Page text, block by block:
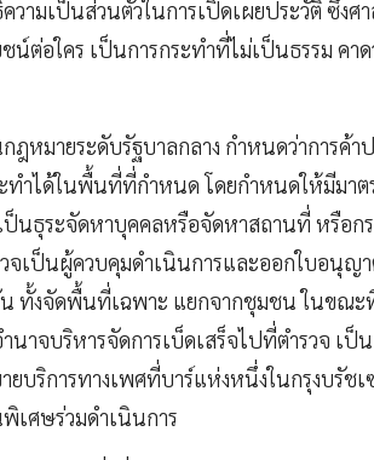
วามเป็นส่วนตัวในการเปิดเผยประวัติ ซึ่ง
น์ต่อใคร เป็นการกระทำที่ไม่เป็นธรรม ค
ฎหมายระดับรัฐบาลกลาง กำหนดว่าการค้
ทำได้ในพื้นที่ที่กำหนด โดยกำหนดให้มีมาต
นธุระจัดหาบุคคลหรือจัดหาสถานที่ หรือ
จเป็นผู้ควบคุมดำเนินการและออกใบอนุญา
ทั้งจัดพื้นที่เฉพาะ แยกจากชุมชน ในขณ
นาจบริหารจัดการเบ็ดเสร็จไปที่ตำรวจ เ
ยบริการทางเพศที่บาร์แห่งหนึ่งในกรุงบรัช
เศษร่วมดำเนินการ